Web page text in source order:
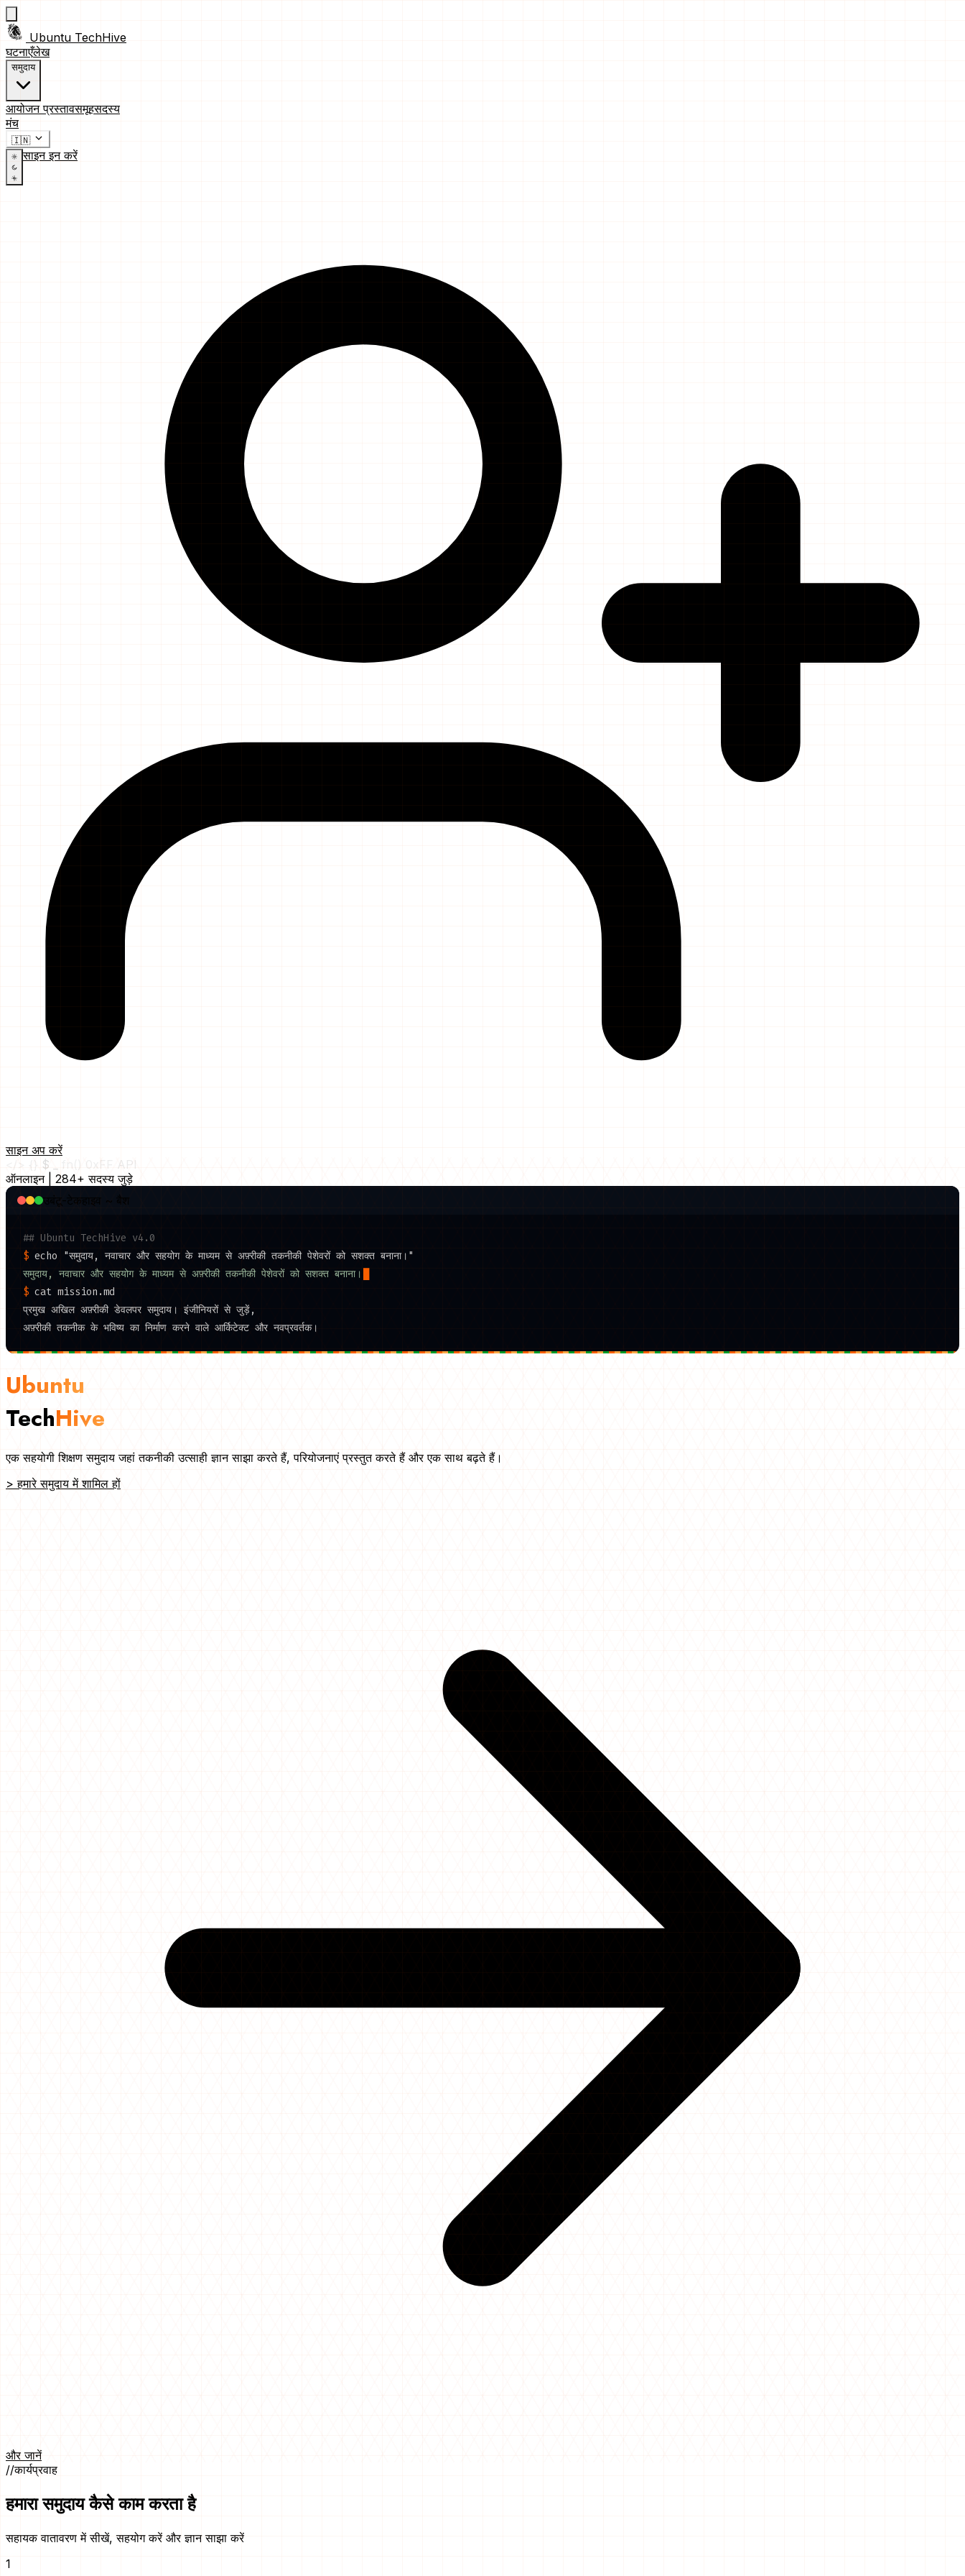
Ubuntu TechHive
घटनाएँलेख
समुदाय
आयोजन प्रस्तावसमूहसदस्य
मंच
🇮🇳
साइन इन करें
साइन अप करें
</>
{} $ _ fn() 0xFF
API
ऑनलाइन
284+ सदस्य जुड़े
## Ubuntu TechHive v4.0
$ echo "समुदाय, नवाचार और सहयोग के माध्यम से अफ़्रीकी तकनीकी पेशेवरों को सशक्त बनाना।"
समुदाय, नवाचार और सहयोग के माध्यम से अफ़्रीकी तकनीकी पेशेवरों को सशक्त बनाना।
$ cat mission.md
प्रमुख अखिल अफ़्रीकी डेवलपर समुदाय। इंजीनियरों से जुड़ें,
अफ़्रीकी तकनीक के भविष्य का निर्माण करने वाले आर्किटेक्ट और नवप्रवर्तक।
Ubuntu
TechHive
एक सहयोगी शिक्षण समुदाय जहां तकनीकी उत्साही ज्ञान साझा करते हैं, परियोजनाएं प्रस्तुत करते हैं और एक साथ बढ़ते हैं।
> हमारे समुदाय में शामिल हों
और जानें
//कार्यप्रवाह
हमारा समुदाय कैसे काम करता है
सहायक वातावरण में सीखें, सहयोग करें और ज्ञान साझा करें
1